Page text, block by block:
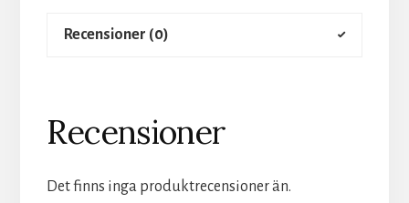
Recensioner (0)
Recensioner
Det finns inga produktrecensioner än.